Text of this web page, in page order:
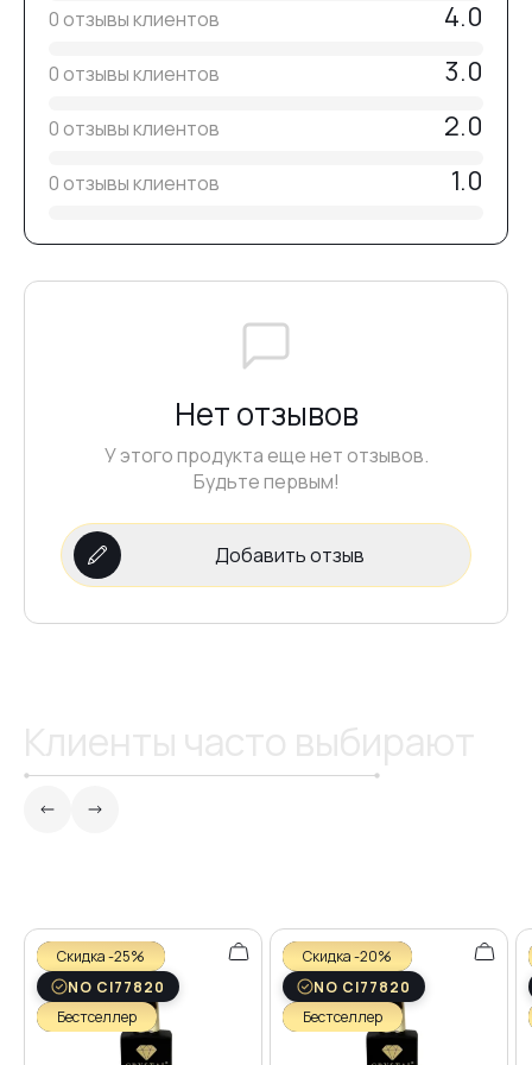
0 отзывы клиентов 4.0
0 отзывы клиентов 3.0
0 отзывы клиентов 2.0
0 отзывы клиентов 1.0
Нет отзывов
У этого продукта еще нет отзывов.
Будьте первым!
Добавить отзыв
Скидка -25%
NO CI77820
Бестселлер
Скидка -20%
NO CI77820
Бестселлер